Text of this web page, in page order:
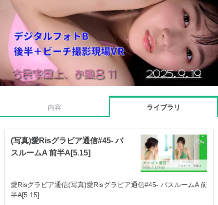
内容 ライブラリ
(写真)愛Risグラビア通信#45- バ
スルームA 前半A[5.15]
愛Risグラビア通信(写真)愛Risグラビア通信#45- バスルームA 前
半A[5.15]…